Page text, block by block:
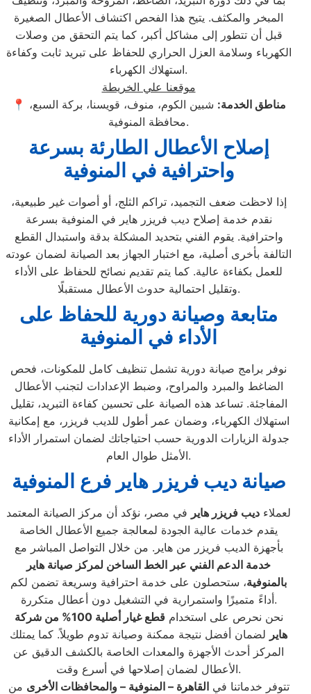
المبخر والمكثف. يتيح هذا الفحص اكتشاف الأعطال الصغيرة
قبل أن تتطور إلى مشاكل أكبر، كما يتم التحقق من وصلات
الكهرباء وسلامة العزل الحراري للحفاظ على تبريد ثابت وكفاءة
استهلاك الكهرباء.
موقعنا علي الخريطة
📍
مناطق الخدمة: شبين الكوم، منوف، قويسنا، بركة السبع،
محافظة المنوفية.
إصلاح الأعطال الطارئة بسرعة
واحترافية في المنوفية
إذا لاحظت ضعف التجميد، تراكم الثلج، أو أصوات غير طبيعية،
نقدم خدمة إصلاح ديب فريزر هاير في المنوفية بسرعة
واحترافية. يقوم الفني بتحديد المشكلة بدقة واستبدال القطع
التالفة بأخرى أصلية، مع اختبار الجهاز بعد الصيانة لضمان عودته
للعمل بكفاءة عالية. كما يتم تقديم نصائح للحفاظ على الأداء
وتقليل احتمالية حدوث الأعطال مستقبلًا.
متابعة وصيانة دورية للحفاظ على
الأداء في المنوفية
نوفر برامج صيانة دورية تشمل تنظيف كامل للمكونات، فحص
الضاغط والمبرد والمراوح، وضبط الإعدادات لتجنب الأعطال
المفاجئة. تساعد هذه الصيانة على تحسين كفاءة التبريد، تقليل
استهلاك الكهرباء، وضمان عمر أطول للديب فريزر، مع إمكانية
جدولة الزيارات الدورية حسب احتياجاتك لضمان استمرار الأداء
الأمثل طوال العام.
صيانة ديب فريزر هاير فرع المنوفية
لعملاء ديب فريزر هاير في مصر، نؤكد أن مركز الصيانة المعتمد
يقدم خدمات عالية الجودة لمعالجة جميع الأعطال الخاصة
بأجهزة الديب فريزر من هاير. من خلال التواصل المباشر مع
خدمة الدعم الفني عبر الخط الساخن لمركز صيانة هاير
بالمنوفية، ستحصلون على خدمة احترافية وسريعة تضمن لكم
أداءً متميزًا واستمرارية في التشغيل دون أعطال متكررة.
نحن نحرص على استخدام
قطع غيار أصلية 100% من شركة
هاير لضمان أفضل نتيجة ممكنة وصيانة تدوم طويلاً. كما يمتلك
المركز أحدث الأجهزة والمعدات الخاصة بالكشف الدقيق عن
الأعطال لضمان إصلاحها في أسرع وقت.
تتوفر خدماتنا فيالقاهرة – المنوفية – والمحافظات الأخرى من